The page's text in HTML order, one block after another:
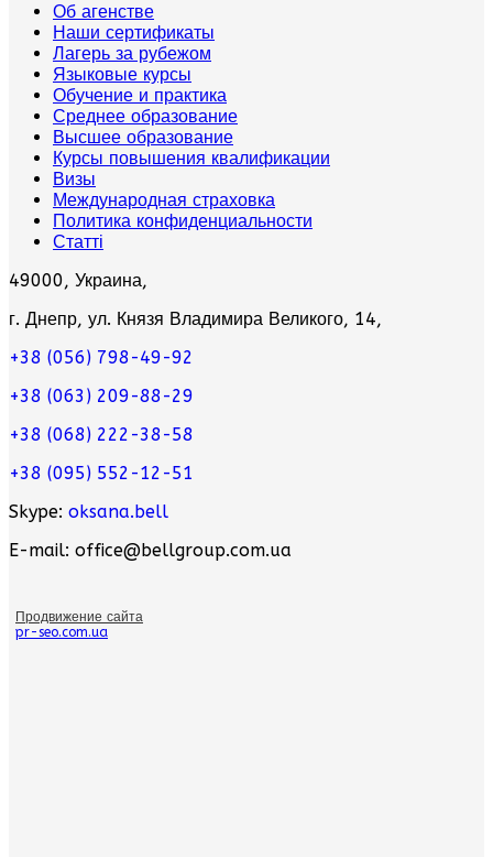
Об агенстве
Наши сертификаты
Лагерь за рубежом
Языковые курсы
Обучение и практика
Среднее образование
Высшее образование
Курсы повышения квалификации
Визы
Международная страховка
Политика конфиденциальности
Статті
49000, Украина,
г. Днепр, ул. Князя Владимира Великого, 14,
+38 (056) 798-49-92
+38 (063) 209-88-29
+38 (068) 222-38-58
+38 (095) 552-12-51
Skype: oksana.bell
E-mail: office@bellgroup.com.ua
Продвижение сайта
pr-seo.com.ua